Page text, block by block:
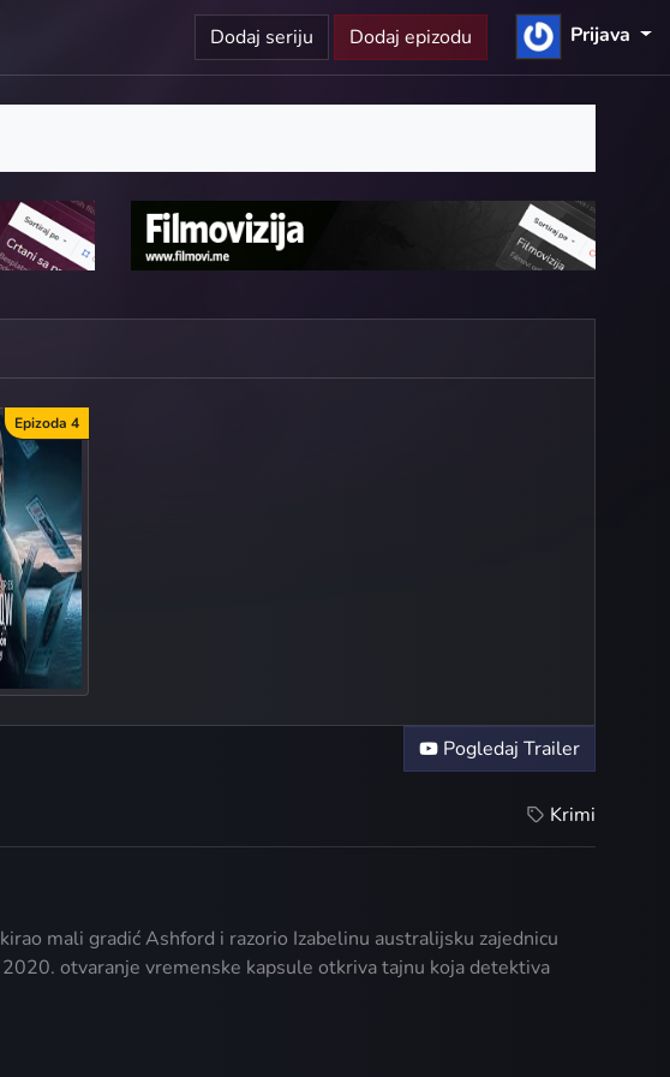
Dodaj seriju Dodaj epizodu Prijava
Epizoda 4
Pogledaj Trailer
Krimi
mali gradić Ashford i razorio Izabelinu australijsku zajednicu
otvaranje vremenske kapsule otkriva tajnu koja detektiva